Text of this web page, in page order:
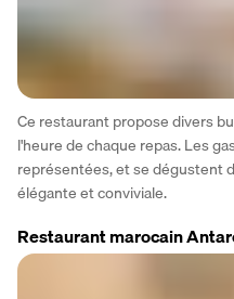
Ce restaurant propose divers
l'heure de chaque repas. Les
représentées, et se dégustent
élégante et conviviale.
Restaurant marocain